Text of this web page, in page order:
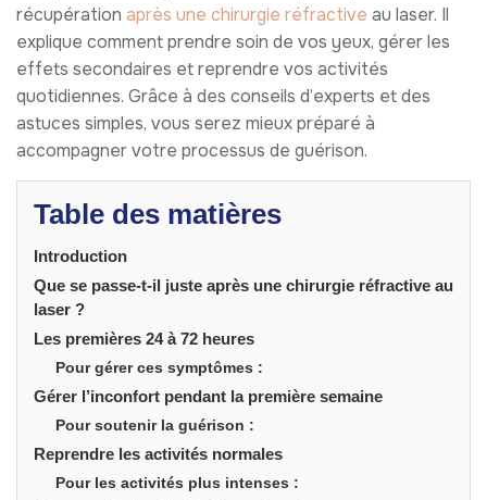
récupération après une chirurgie réfractive au laser. Il
explique comment prendre soin de vos yeux, gérer les
effets secondaires et reprendre vos activités
quotidiennes. Grâce à des conseils d’experts et des
astuces simples, vous serez mieux préparé à
accompagner votre processus de guérison.
Table des matières
Introduction
Que se passe-t-il juste après une chirurgie réfractive au
laser ?
Les premières 24 à 72 heures
Pour gérer ces symptômes :
Gérer l’inconfort pendant la première semaine
Pour soutenir la guérison :
Reprendre les activités normales
Pour les activités plus intenses :